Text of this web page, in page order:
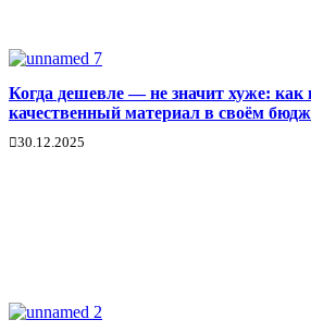
Когда дешевле — не значит хуже: как
качественный материал в своём
30.12.2025